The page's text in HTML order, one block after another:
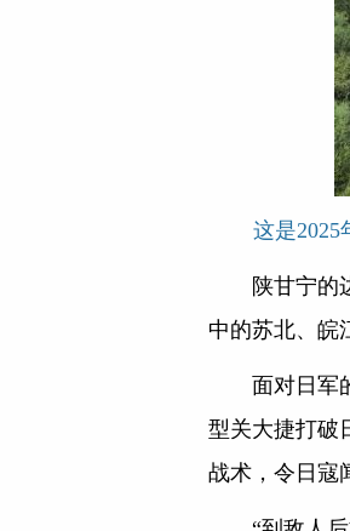
这是
陕甘宁的
中的苏北、皖
面对日军
型关大捷打破
战术，令日寇